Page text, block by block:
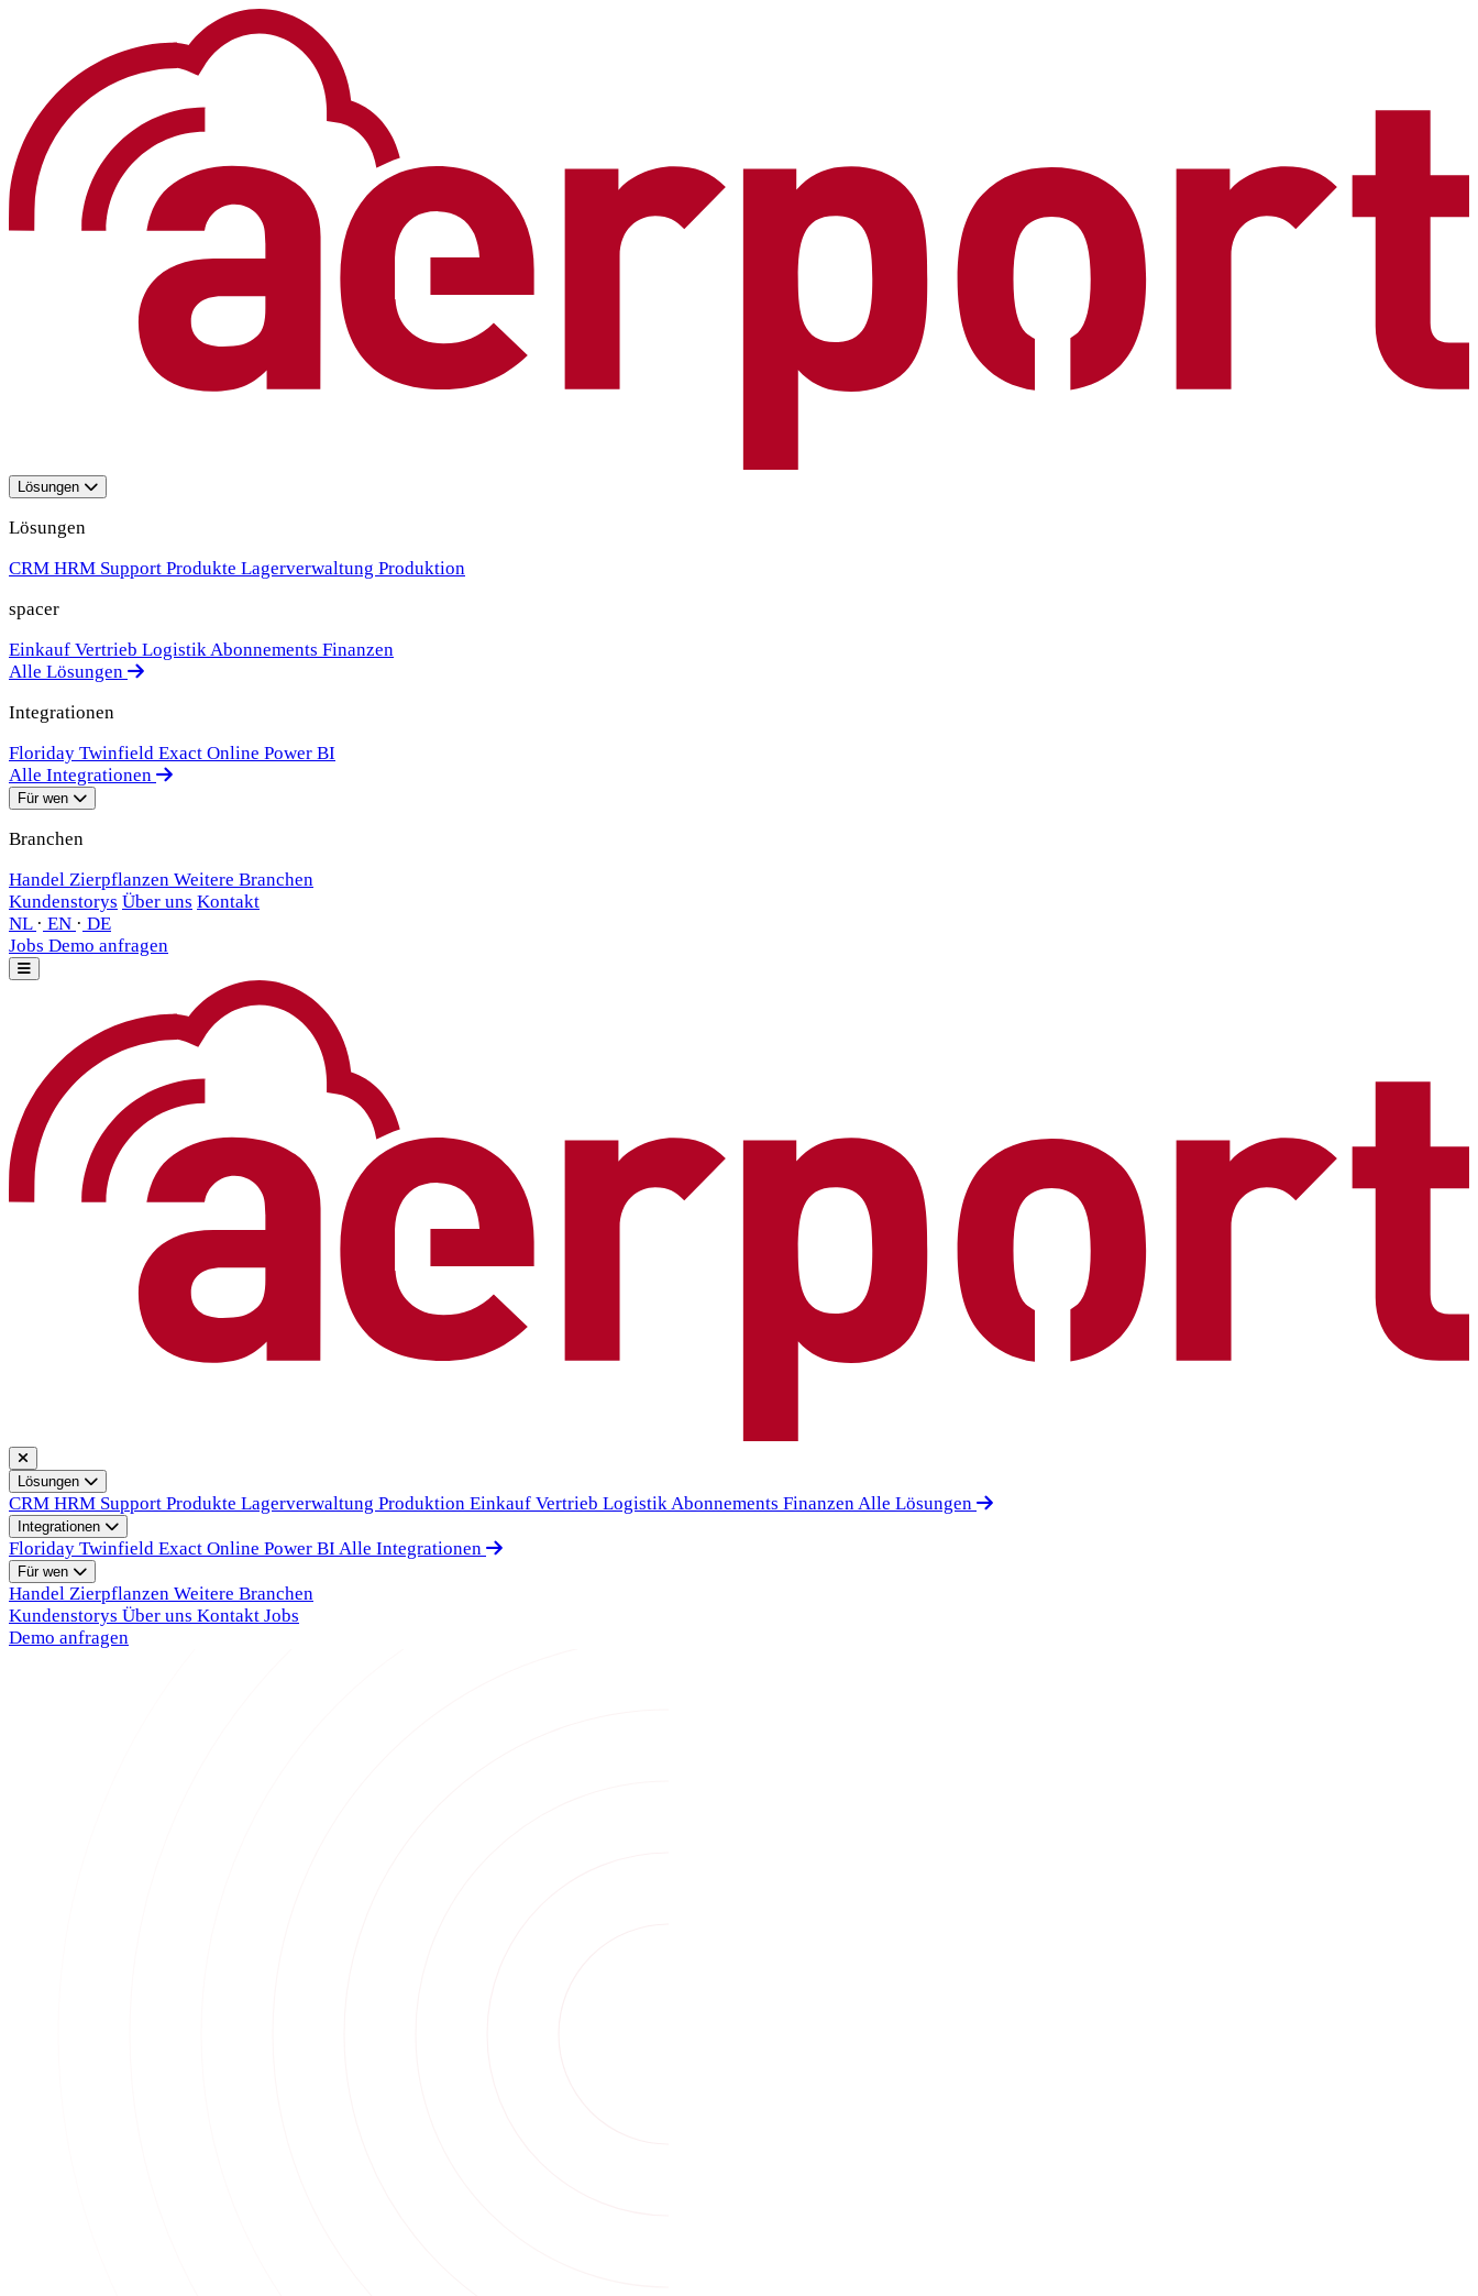
Lösungen
Lösungen
CRM HRM Support Produkte Lagerverwaltung Produktion
spacer
Einkauf Vertrieb Logistik Abonnements Finanzen
Alle Lösungen
Integrationen
Floriday Twinfield Exact Online Power BI
Alle Integrationen
Für wen
Branchen
Handel Zierpflanzen Weitere Branchen
Kundenstorys Über uns Kontakt
NL · EN · DE
Jobs Demo anfragen
Lösungen
CRM HRM Support Produkte Lagerverwaltung Produktion Einkauf Vertrieb Logistik Abonnements Finanzen Alle Lösungen
Integrationen
Floriday Twinfield Exact Online Power BI Alle Integrationen
Für wen
Handel Zierpflanzen Weitere Branchen
Kundenstorys Über uns Kontakt Jobs
Demo anfragen